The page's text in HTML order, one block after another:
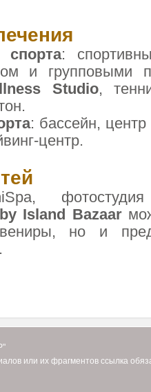
:
и групповыми
Studio,
: бассейн,
центр.
Island Bazaar
но и
или их фрагментов ссылка